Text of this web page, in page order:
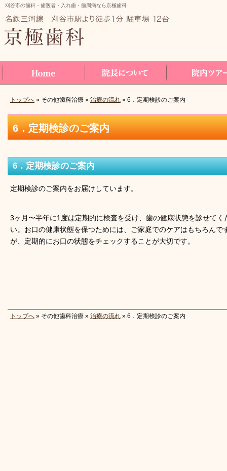
6．定期検診のご案内
刈谷市の歯科・歯医者・入れ歯・歯周病なら京極歯科
トップへ » その他歯科治療 » 治療の流れ » 6．定期検診のご案内
6．定期検診のご案内
定期検診のご案内をお届けしています。
3ヶ月〜半年に1度は定期的に検査を受け、歯の健康状態を診せてく
い。お口の健康状態を保つためには、ご家庭でのケアはもちろんで
が、定期的にお口の状態をチェックすることが大切です。
トップへ » その他歯科治療 » 治療の流れ » 6．定期検診のご案内